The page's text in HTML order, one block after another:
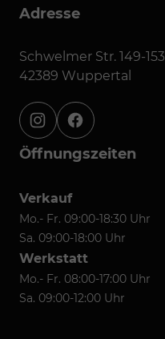
Adresse
Schwelmer Str. 149-153
42389 Wuppertal
instagramfacebook
Öffnungszeiten
Verkauf
Mo.- Fr. 09:00-18:30 Uhr
Sa. 09:00-18:00 Uhr
Werkstatt
Mo.- Fr. 08:00-17:00 Uhr
Sa. 09:00-12:00 Uhr